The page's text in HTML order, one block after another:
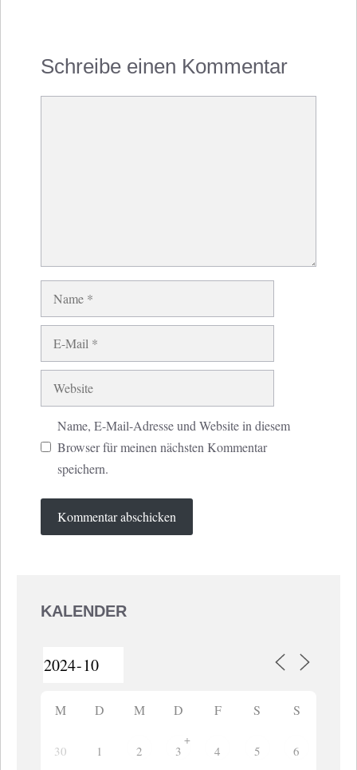
Schreibe einen Kommentar
Website
Name, E-Mail-Adresse und Website in diesem
Browser für meinen nächsten Kommentar
speichern.
KALENDER
M D M D F S S
30 1 2 3
+
4 5 6